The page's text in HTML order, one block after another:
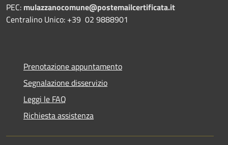
PEC: mulazzanocomune@postemailcertificata.it
Centralino Unico: +39 02 9888901
Prenotazione appuntamento
Segnalazione disservizio
Leggi le FAQ
Richiesta assistenza